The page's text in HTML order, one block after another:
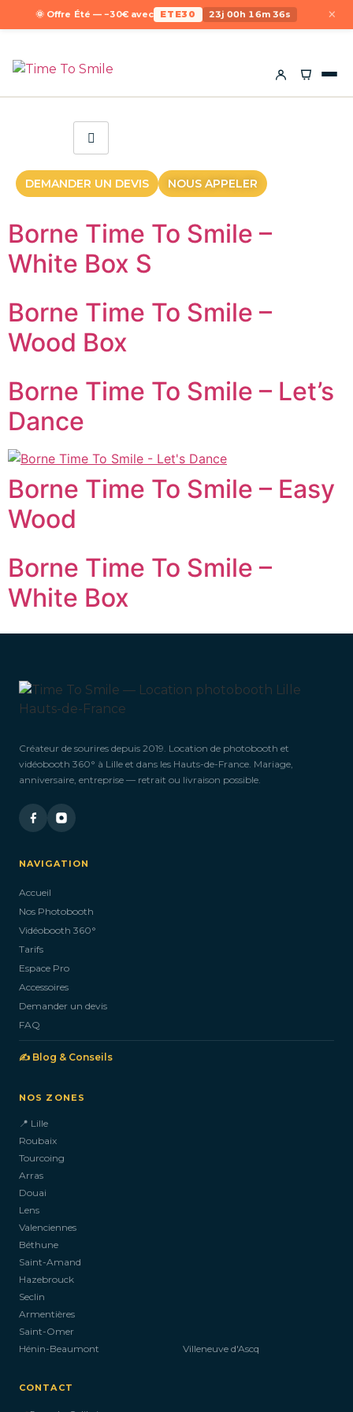
🌞 Offre Été — −30€ avec ETE30 23j 00h 16m 36s ×
DEMANDER UN DEVIS NOUS APPELER
Borne Time To Smile –
White Box S
Borne Time To Smile –
Wood Box
Borne Time To Smile – Let’s
Dance
Borne Time To Smile – Easy
Wood
Borne Time To Smile –
White Box
Créateur de sourires depuis 2019. Location de photobooth et
vidéobooth 360° à Lille et dans les Hauts-de-France. Mariage,
anniversaire, entreprise — retrait ou livraison possible.
NAVIGATION
Accueil
Nos Photobooth
Vidéobooth 360°
Tarifs
Espace Pro
Accessoires
Demander un devis
FAQ
✍️ Blog & Conseils
NOS ZONES
📍 Lille
Roubaix
Tourcoing
Arras
Douai
Lens
Valenciennes
Béthune
Saint-Amand
Hazebrouck
Seclin
Armentières
Saint-Omer
Hénin-Beaumont
Villeneuve d'Ascq
CONTACT